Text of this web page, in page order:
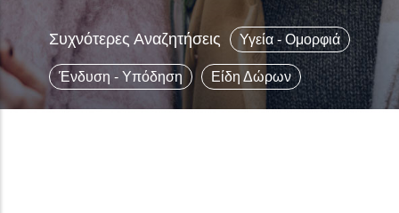
Συχνότερες Αναζητήσεις Υγεία - Ομορφιά
Ένδυση - Υπόδηση Είδη Δώρων